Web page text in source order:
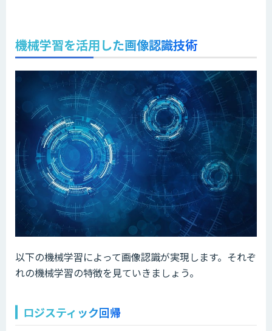
機械学習を活用した画像認識技術
以下の機械学習によって画像認識が実現します。それぞ
れの機械学習の特徴を見ていきましょう。
ロジスティック回帰